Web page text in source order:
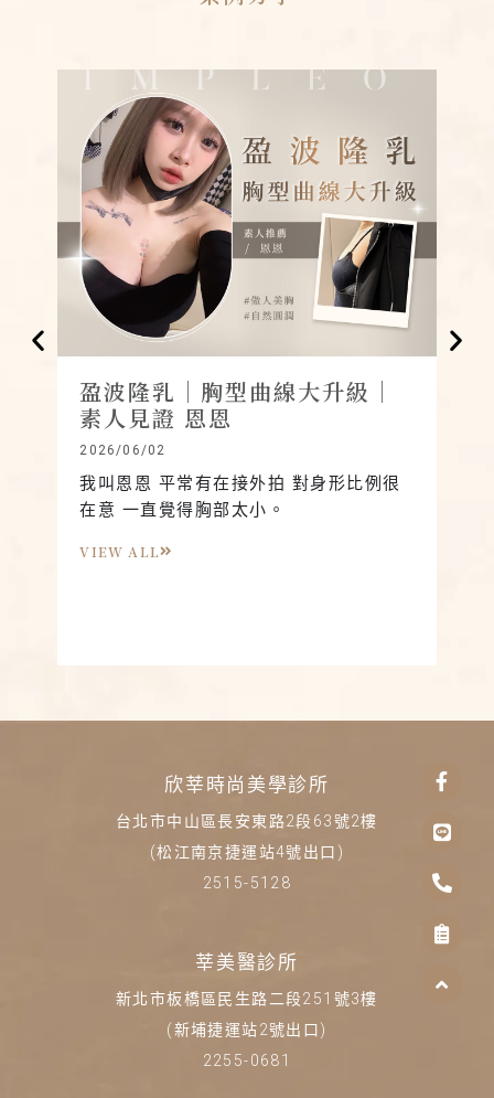
盈波隆乳｜胸型曲線大升級｜
素人見證 恩恩
2026/06/02
我叫恩恩 平常有在接外拍 對身形比例很
在意 一直覺得胸部太小。
VIEW ALL
欣莘時尚美學診所
台北市中山區長安東路2段63號2樓
(松江南京捷運站4號出口)
2515-5128
莘美醫診所
新北市板橋區民生路二段251號3樓
(新埔捷運站2號出口)
2255-0681
f
Line
alt
list
up